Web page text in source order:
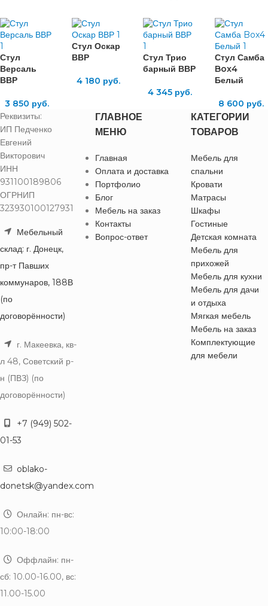
Стул
Версаль
ВВР
3 850 руб.
Стул Оскар
ВВР
4 180 руб.
Стул Трио
барный ВВР
4 345руб.
Стул Самба
Box4
Белый
8 600 руб.
Реквизиты:
ИП Педченко
Евгений
Викторович
ИНН
931100189806
ОГРНИП
323930100127931
Мебельный
склад: г. Донецк,
пр-т Павших
коммунаров, 188В
(по
договорённости)
г. Макеевка, кв-
л 48, Советский р-
н (ПВЗ) (по
договорённости)
+7 (949) 502-
01-53
oblako-
donetsk@yandex.com
Онлайн: пн-вс:
10:00-18:00
Оффлайн: пн-
сб: 10.00-16.00, вс:
11.00-15.00
ГЛАВНОЕ
МЕНЮ
Главная
Оплата и доставка
Портфолио
Блог
Мебель на заказ
Контакты
Вопрос-ответ
КАТЕГОРИИ
ТОВАРОВ
Мебель для
спальни
Кровати
Матрасы
Шкафы
Гостиные
Детская комната
Мебель для
прихожей
Мебель для кухни
Мебель для дачи
и отдыха
Мягкая мебель
Мебель на заказ
Комплектующие
для мебели